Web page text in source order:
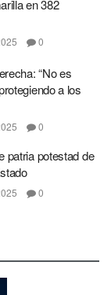
en 382
0
“No es
a los
0
patria potestad de
0